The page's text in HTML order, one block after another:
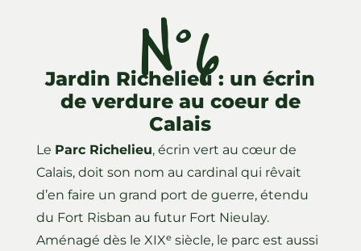
N°6
Jardin Richelieu : un écrin
de verdure au coeur de
Calais
Le Parc Richelieu, écrin vert au cœur de
Calais, doit son nom au cardinal qui rêvait
d’en faire un grand port de guerre, étendu
du Fort Risban au futur Fort Nieulay.
Aménagé dès le XIXᵉ siècle, le parc est aussi